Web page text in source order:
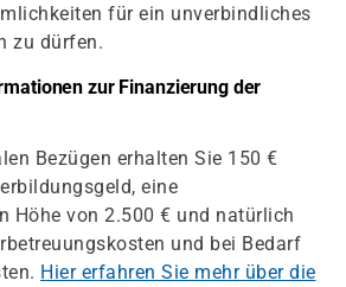
für ein unverbindliches
zu dürfen.
zur Finanzierung der
Bezügen erhalten Sie 150 €
eine
Höhe von 2.500 € und natürlich
und bei Bedarf
Hier erfahren Sie mehr über die